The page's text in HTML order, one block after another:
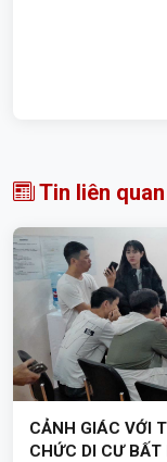
Tin liên quan
CẢNH GIÁC VỚI
CHỨC DI CƯ BẤT